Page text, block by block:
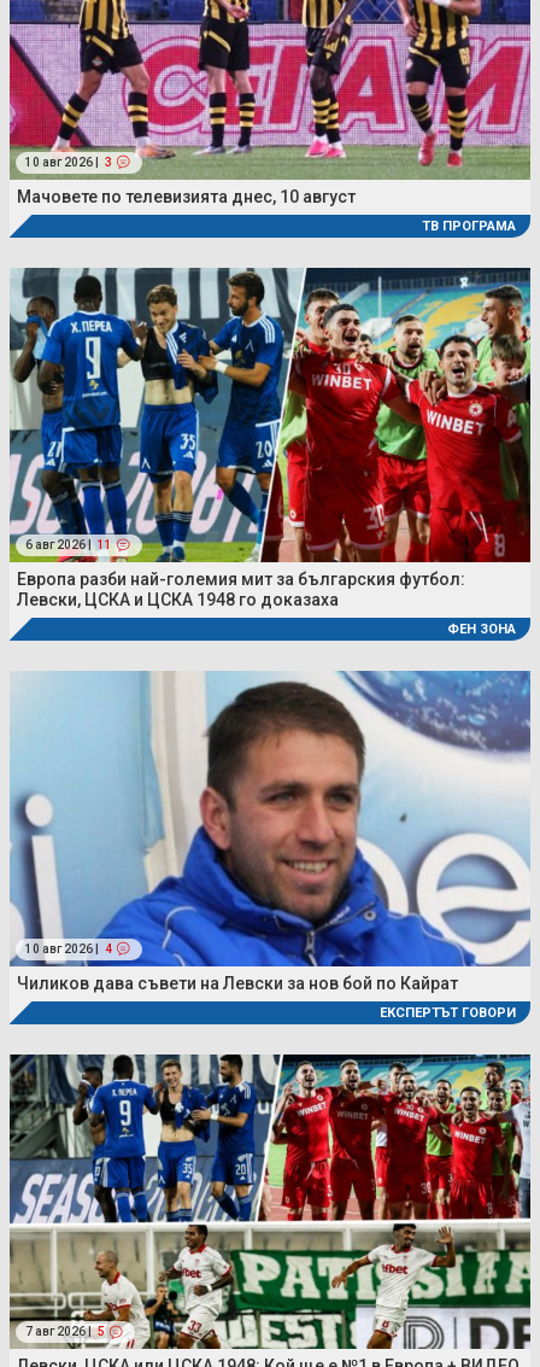
10 авг 2026 | 3
Мачовете по телевизията днес, 10 август
ТВ ПРОГРАМА
6 авг 2026 | 11
Европа разби най-големия мит за българския футбол:
Левски, ЦСКА и ЦСКА 1948 го доказаха
ФЕН ЗОНА
10 авг 2026 | 4
Чиликов дава съвети на Левски за нов бой по Кайрат
ЕКСПЕРТЪТ ГОВОРИ
7 авг 2026 | 5